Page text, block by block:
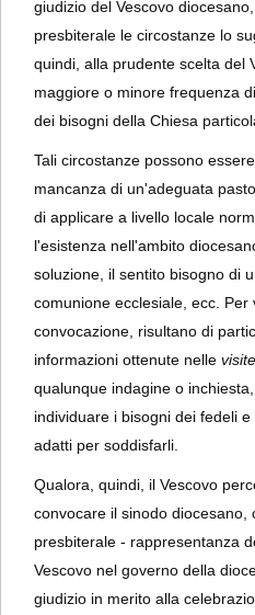
giudizio del Vescovo
presbiterale le circostanze lo
quindi, alla prudente scelta del
maggiore o minore frequenza
dei bisogni della Chiesa
Tali circostanze possono
mancanza di un'adeguata
di applicare a livello locale
l'esistenza nell'ambito
soluzione, il sentito bisogno di
comunione ecclesiale, ecc.
convocazione, risultano di
informazioni ottenute nelle
qualunque indagine o
individuare i bisogni dei fedeli
adatti per soddisfarli.
Qualora, quindi, il Vescovo
convocare il sinodo diocesano,
presbiterale - rappresentanza
Vescovo nel governo della
giudizio in merito alla